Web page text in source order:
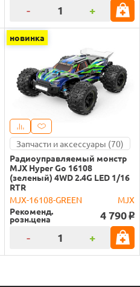
- +
новинка
Запчасти и аксессуары (70)
Радиоуправляемый монстр
MJX Hyper Go 16108
(зеленый) 4WD 2.4G LED 1/16
RTR
MJX-16108-GREEN
MJX
Рекоменд.
розн.цена 4 790 o
- +